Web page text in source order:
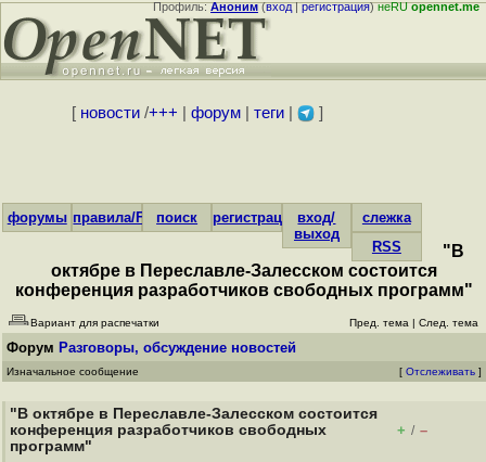
Профиль:Аноним(вход|регистрация)неRUopennet.me
[ новости/+++ форум| теги| ]
форумы правила/FAQпоиск регистрациявход/
выход
слежка
RSS
"В
октябре в Переславле-Залесском состоится
конференция разработчиков свободных программ"
Вариант для распечатки Пред. тема | След. тема
Форум Разговоры, обсуждение новостей
Изначальное сообщение [ Отслеживать ]
"В октябре в Переславле-Залесском состоится
конференция разработчиков свободных
программ"
+ / –